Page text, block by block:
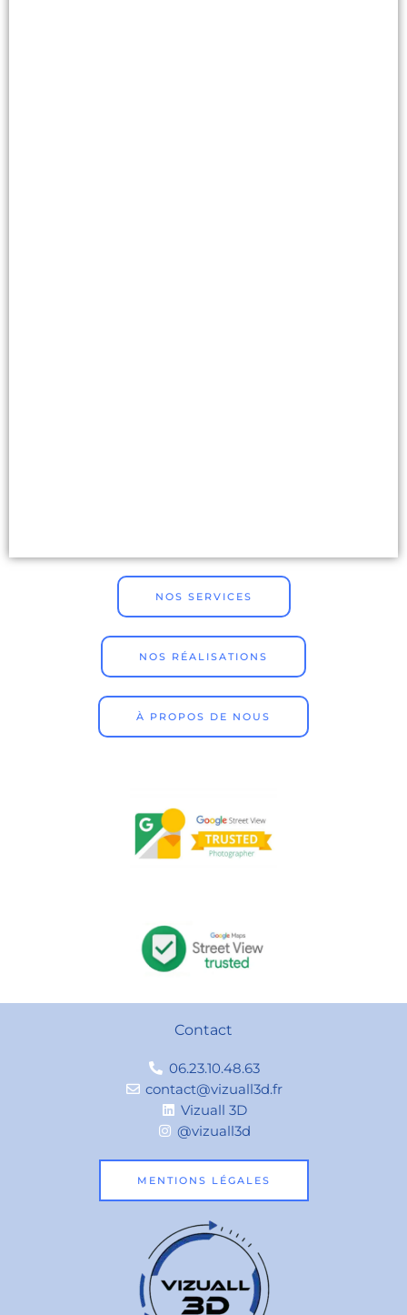
NOS SERVICES
NOS RÉALISATIONS
À PROPOS DE NOUS
Contact
06.23.10.48.63
contact@vizuall3d.fr
Vizuall 3D
@vizuall3d
MENTIONS LÉGALES